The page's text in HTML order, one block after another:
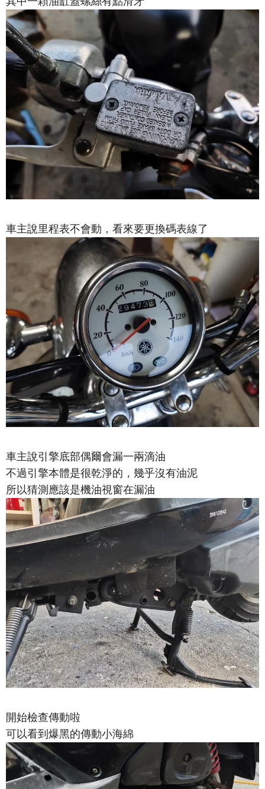
車主說里程表不會動，看來要更換碼表線了
車主說引擎底部偶爾會漏一兩滴油
不過引擎本體是很乾淨的，幾乎沒有油泥
所以猜測應該是機油視窗在漏油
開始檢查傳動啦
可以看到爆黑的傳動小海綿